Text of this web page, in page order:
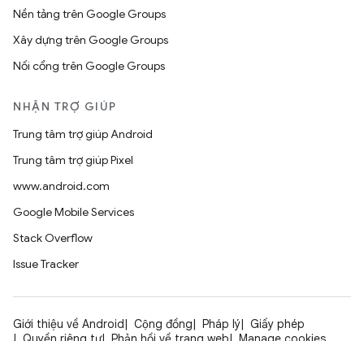
Nền tảng trên Google Groups
Xây dựng trên Google Groups
Nối cổng trên Google Groups
NHẬN TRỢ GIÚP
Trung tâm trợ giúp Android
Trung tâm trợ giúp Pixel
www.android.com
Google Mobile Services
Stack Overflow
Issue Tracker
Giới thiệu về Android Cộng đồng Pháp lý
Giấy phép